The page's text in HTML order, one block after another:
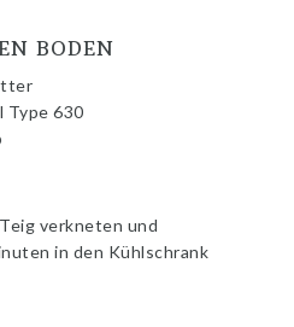
BODEN
Type 630
verkneten und
in den Kühlschrank